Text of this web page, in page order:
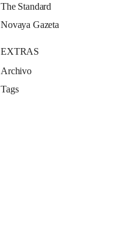
The Standard
Novaya Gazeta
EXTRAS
Archivo
Tags